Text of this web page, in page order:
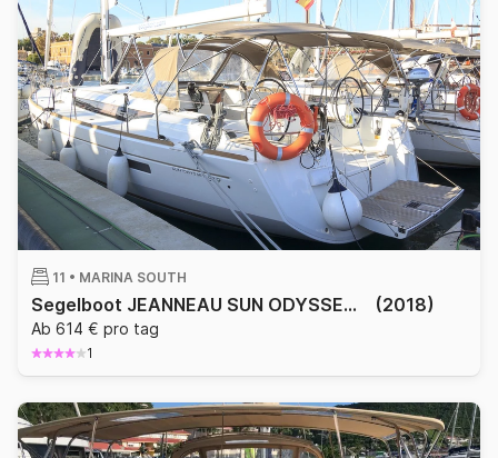
11 • MARINA SOUTH
Segelboot JEANNEAU SUN ODYSSEY 519 15.75m (2018)
Ab 614 € pro tag
1